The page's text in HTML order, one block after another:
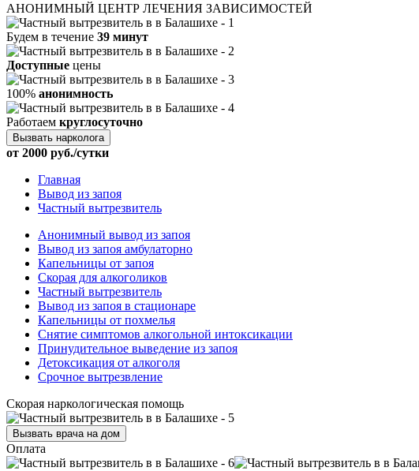
АНОНИМНЫЙ ЦЕНТР ЛЕЧЕНИЯ ЗАВИСИМОСТЕЙ
Будем в течение 39 минут
Доступные цены
100% анонимность
Работаем круглосуточно
Вызвать нарколога
от 2000 руб./сутки
Главная
Вывод из запоя
Частный вытрезвитель
Анонимный вывод из запоя
Вывод из запоя амбулаторно
Капельницы от запоя
Скорая для алкоголиков
Частный вытрезвитель
Вывод из запоя в стационаре
Капельницы от похмелья
Снятие симптомов алкогольной интоксикации
Принудительное выведение из запоя
Детоксикация от алкоголя
Срочное вытрезвление
Скорая наркологическая помощь
Вызвать врача на дом
Оплата